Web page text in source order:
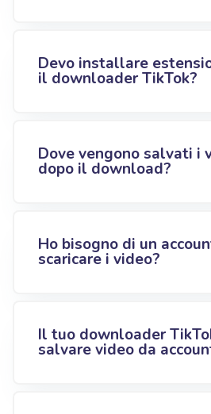
Devo installare
il downloader TikTok?
Dove vengono salvati i
dopo il download?
Ho bisogno di un
scaricare i video?
Il tuo downloader
salvare video da